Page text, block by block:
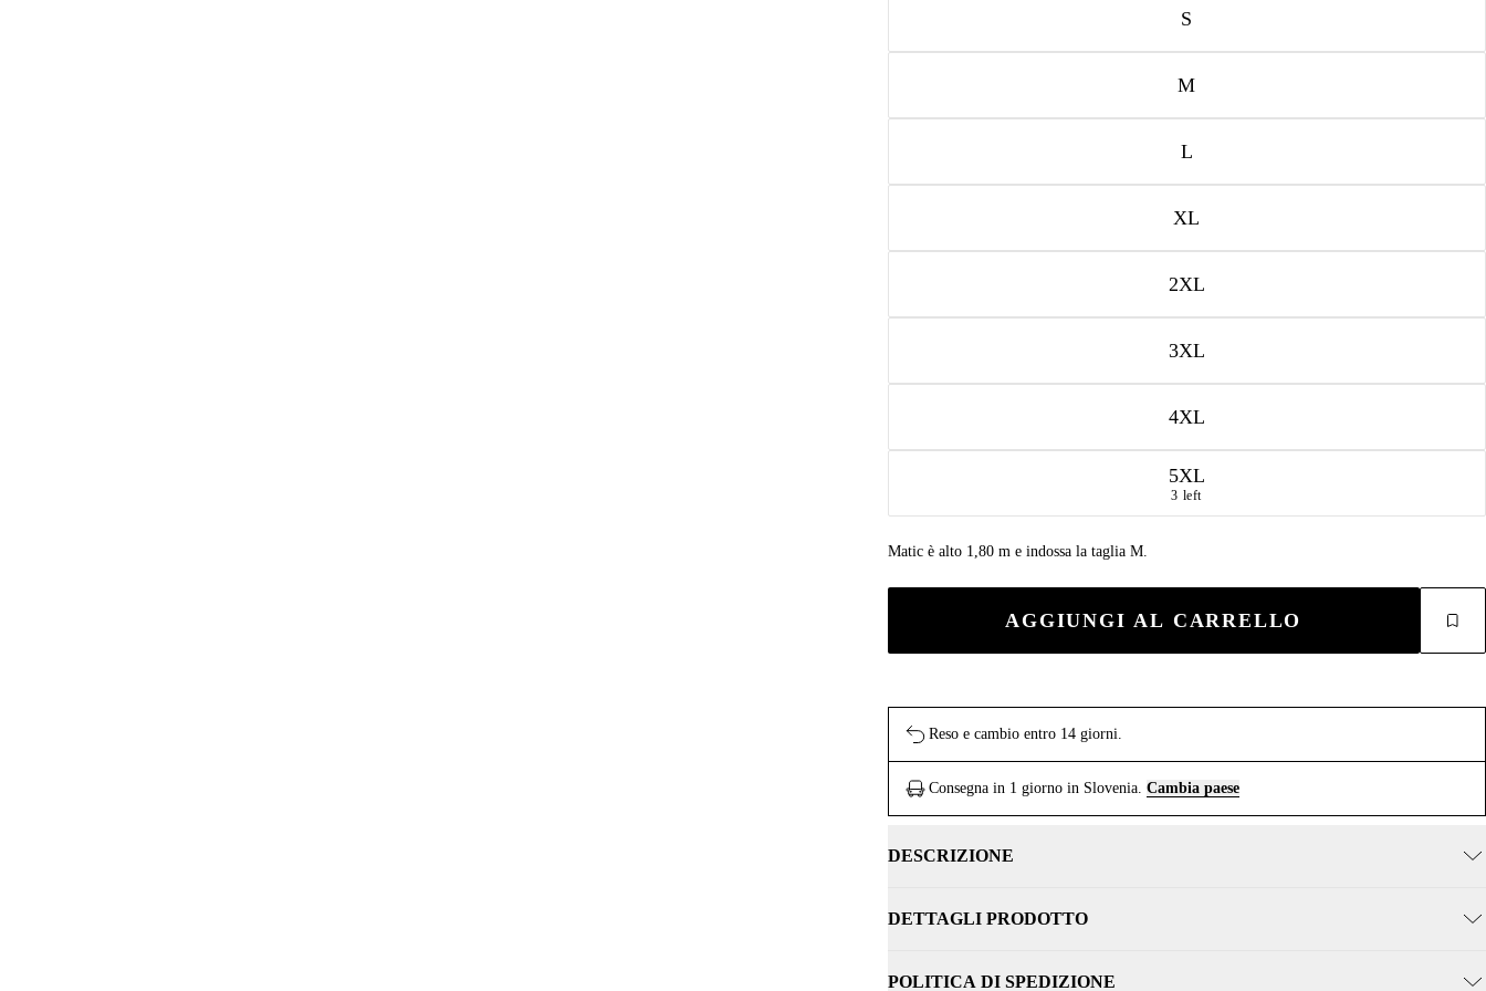
S
M
L
XL
2XL
3XL
4XL
5XL
3 left
Matic è alto 1,80 m e indossa la taglia M.
AGGIUNGI AL CARRELLO
Reso e cambio entro 14 giorni.
Consegna in 1 giorno in Slovenia. Cambia paese
DESCRIZIONE
DETTAGLI PRODOTTO
POLITICA DI SPEDIZIONE